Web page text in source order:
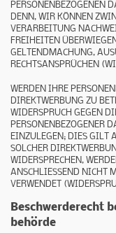
PERSONENBEZOGENEN
DENN, WIR KÖNNEN
VERARBEITUNG
FREIHEITEN
GELTENDMACHUNG,
RECHTSANSPRÜCHEN
WERDEN IHRE
DIREKTWERBUNG ZU
WIDERSPRUCH GEGEN
PERSONENBEZOGENER
EINZULEGEN; DIES GILT
SOLCHER
WIDERSPRECHEN,
ANSCHLIESSEND NICHT
VERWENDET
Beschwerde­recht
behörde